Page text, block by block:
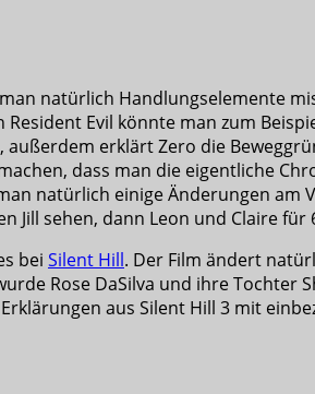
natürlich Handlungselemente
Resident Evil könnte man zum
erklärt Zero die
dass man die eigentliche
natürlich einige Änderungen am
Jill sehen, dann Leon und Claire
bei Silent Hill. Der Film ändert
Rose DaSilva und ihre
aus Silent Hill 3 mit